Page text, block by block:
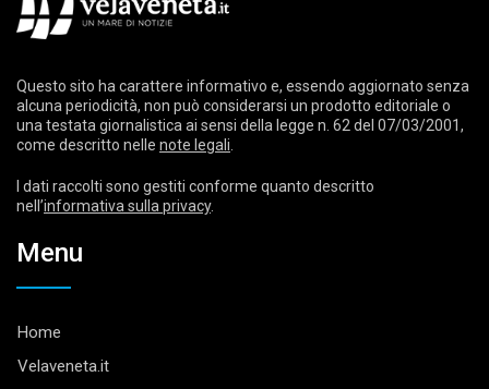
Questo sito ha carattere informativo e, essendo aggiornato senza
alcuna periodicità, non può considerarsi un prodotto editoriale o
una testata giornalistica ai sensi della legge n. 62 del 07/03/2001,
come descritto nelle note legali
I dati raccolti sono gestiti conforme quanto descritto
nell’informativa sulla privacy.
Menu
Home
Velaveneta.it